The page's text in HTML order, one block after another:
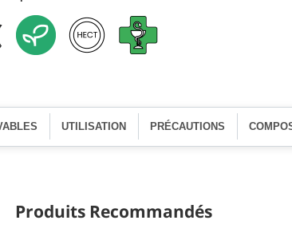
UTILISATION PRÉCAUTIONS
Produits Recommandés